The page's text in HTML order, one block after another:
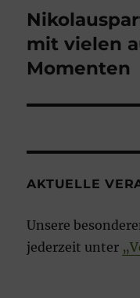
mit vielen
Momenten
AKTUELLE
Unsere
jederzeit unter